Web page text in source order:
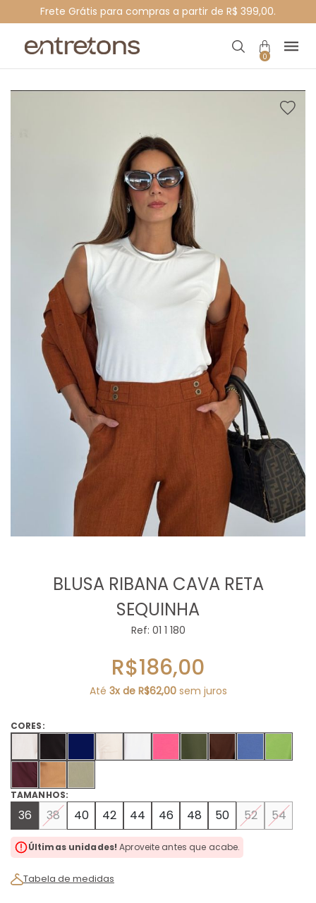
Frete Grátis para compras a partir de R$ 399,00.
0
BLUSA RIBANA CAVA RETA
SEQUINHA
Ref: 01 1 180
R$186,00
Até 3x de R$62,00sem juros
CORES:
TAMANHOS:
36 38 40 42 44 46 48 50 52 54
Últimas unidades! Aproveite antes que acabe.
Tabela de medidas